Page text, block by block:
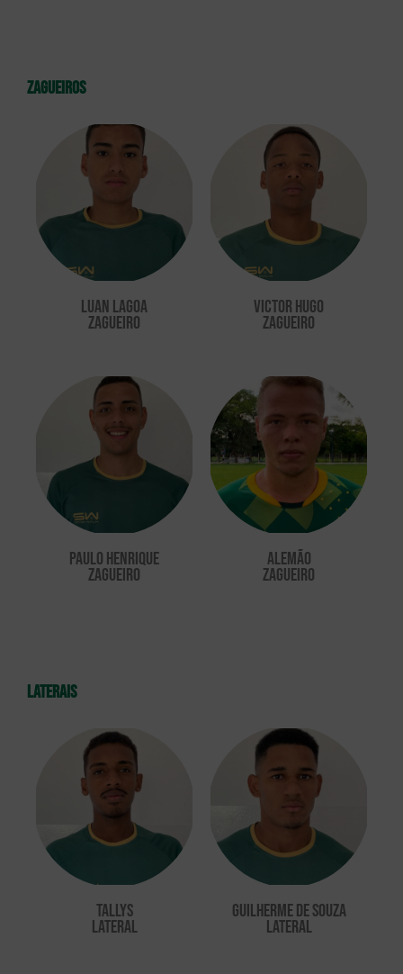
zagueiros
Luan Lagoa
ZAGUEIRO
Victor Hugo
ZAGUEIRO
Paulo Henrique
ZAGUEIRO
Alemão
ZAGUEIRO
laterais
Tallys
LATERAL
Guilherme de Souza
LATERAL